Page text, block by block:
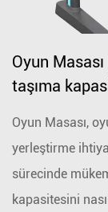
Oyun
taşıma
Oyun Masası,
yerleştirme
sürecinde
kapasitesini